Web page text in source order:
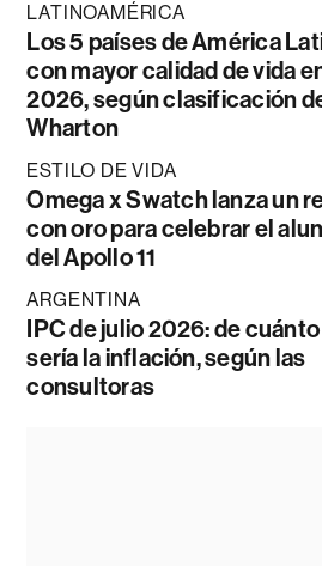
LATINOAMÉRICA
Los 5 países de América
con mayor calidad de vida
2026, según clasificación
Wharton
ESTILO DE VIDA
Omega x Swatch lanza un
con oro para celebrar el
del Apollo 11
ARGENTINA
IPC de julio 2026: de cuánto
sería la inflación, según las
consultoras